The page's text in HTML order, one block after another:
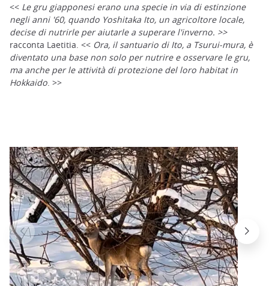
<< Le gru giapponesi erano una specie in via di estinzione
negli anni '60, quando Yoshitaka Ito, un agricoltore locale,
decise di nutrirle per aiutarle a superare l'inverno. >>
racconta Laetitia. << Ora, il santuario di Ito, a Tsurui-mura, è
diventato una base non solo per nutrire e osservare le gru,
ma anche per le attività di protezione del loro habitat in
Hokkaido . >>